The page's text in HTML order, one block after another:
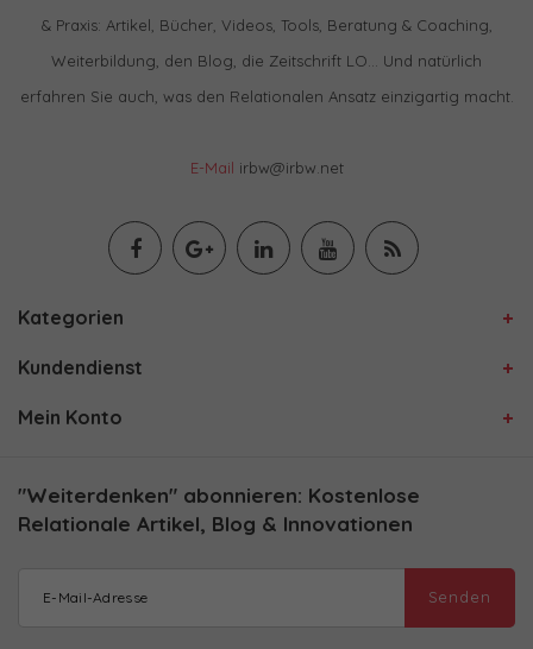
& Praxis: Artikel, Bücher, Videos, Tools, Beratung & Coaching,
Weiterbildung, den Blog, die Zeitschrift LO… Und natürlich
erfahren Sie auch, was den Relationalen Ansatz einzigartig macht.
E-Mail irbw@irbw.net
Kategorien
Kundendienst
Mein Konto
"Weiterdenken" abonnieren: Kostenlose
Relationale Artikel, Blog & Innovationen
Senden